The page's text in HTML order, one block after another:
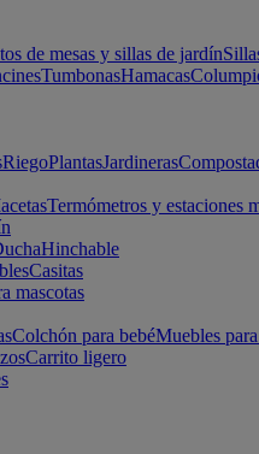
de mesas y sillas de jardín
TumbonasHamacas
RiegoPlantasJardineras
Termómetros y estaciones
Hinchable
Casitas
mascotas
Colchón para bebéMuebles
Carrito ligero